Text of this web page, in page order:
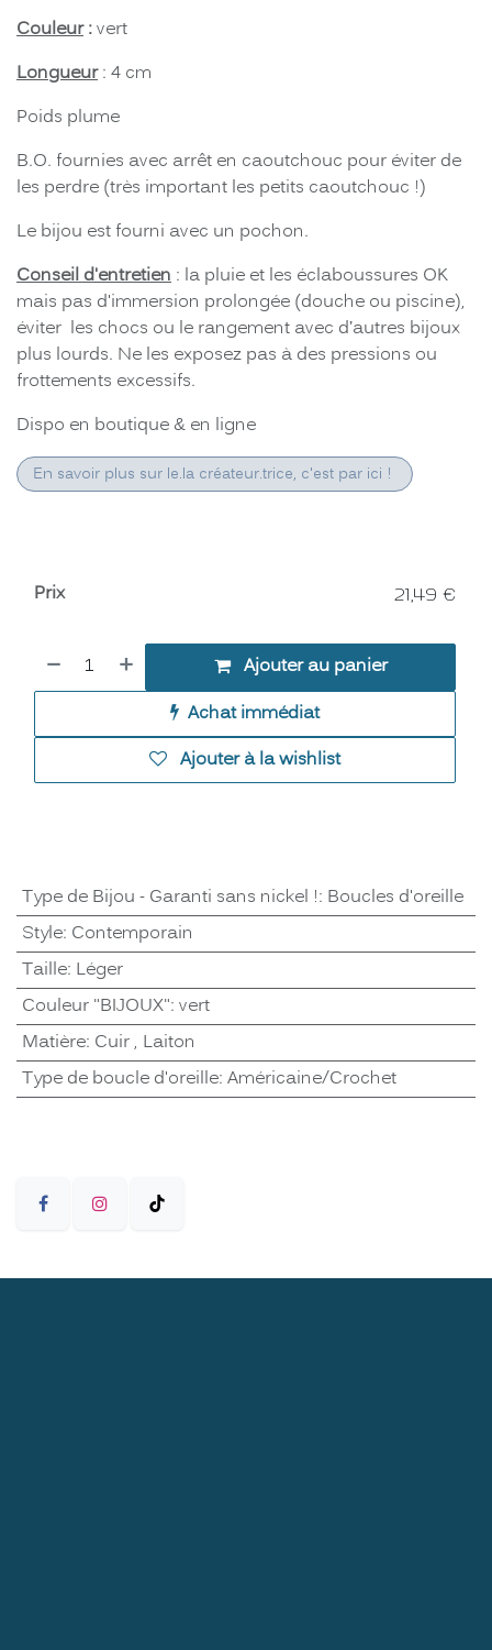
Couleur:vert
Longueur: 4 cm
Poids plume
B.O. fournies avec arrêt en caoutchouc pour éviter de
les perdre (très important les petits caoutchouc !)
Le bijou est fourni avec un pochon.
Conseil d'entretien : la pluie et les éclaboussures OK
mais pas d'immersion prolongée (douche ou piscine),
éviter les chocs ou le rangement avec d’autres bijoux
plus lourds. Ne les exposez pas à des pressions ou
frottements excessifs.
Dispo en boutique & en ligne
En savoir plus sur le.la créateur.trice, c'est par ici !
Ajouter au panier
Achat immédiat
Ajouter à la wishlist
Prix 21,49 €
Type de Bijou - Garanti sans nickel !: Boucles d'oreille
Style: Contemporain
Taille: Léger
Couleur "BIJOUX": vert
Matière: Cuir, Laiton
Type de boucle d'oreille: Américaine/Crochet